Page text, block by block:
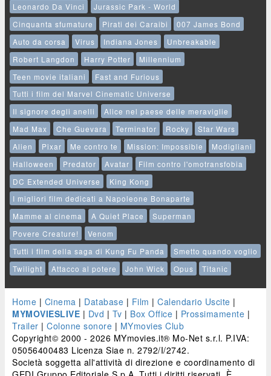
Leonardo Da Vinci
Jurassic Park - World
Cinquanta sfumature
Pirati dei Caraibi
007 James Bond
Auto da corsa
Virus Indiana Jones
Unbreakable
Robert Langdon
Harry Potter
Millennium
Teen movie italiani
Fast and Furious
Tutti i film del Marvel Cinematic Universe
Il signore degli anelli
Alice nel paese delle meraviglie
Mad Max
Che Guevara Terminator Rocky
Star Wars
Alien
Pixar Me contro te Mission: Impossible
Modigliani
Halloween
Predator Avatar
Film contro l'omotransfobia
DC Extended Universe
King Kong
I migliori film dedicati a Napoleone Bonaparte
Mamme al cinema
A Quiet Place
Superman
Povere Creature!
Venom
Tutti i film della saga di Kung Fu Panda
Smetto quando voglio
Twilight
Attacco al potere John Wick Opus Titanic
Home | Cinema | Database | Film | Calendario Uscite |
MYMOVIESLIVE | Dvd | Tv | Box Office | Prossimamente |
Trailer | Colonne sonore | MYmovies Club
Copyright© 2000 - 2026 MYmovies.it® Mo-Net s.r.l. P.IVA:
05056400483 Licenza Siae n. 2792/I/2742.
Società soggetta all'attività di direzione e coordinamento di